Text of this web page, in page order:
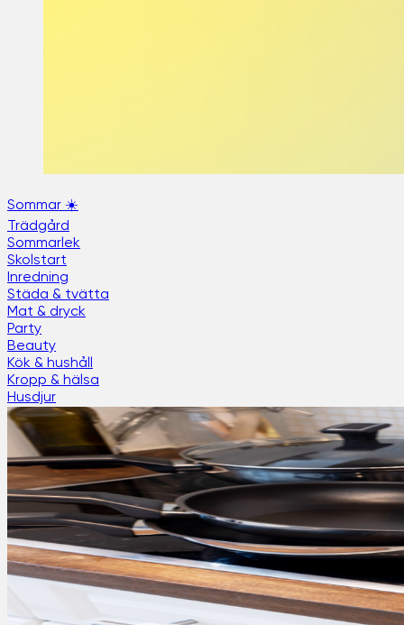
Sommar ☀️
Trädgård
Sommarlek
Skolstart
Inredning
Städa & tvätta
Mat & dryck
Party
Beauty
Kök & hushåll
Kropp & hälsa
Husdjur